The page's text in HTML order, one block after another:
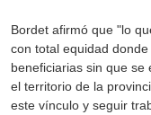
Bordet afirmó que "lo
con total equidad
beneficiarias sin que se
el territorio de la
este vínculo y seguir